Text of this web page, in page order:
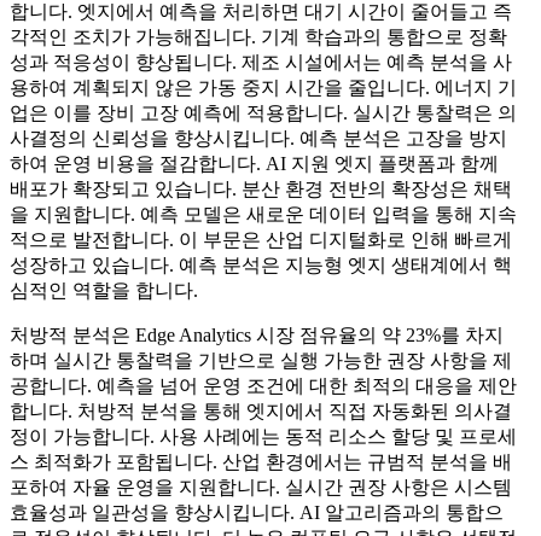
합니다. 엣지에서 예측을 처리하면 대기 시간이 줄어들고 즉
각적인 조치가 가능해집니다. 기계 학습과의 통합으로 정확
성과 적응성이 향상됩니다. 제조 시설에서는 예측 분석을 사
용하여 계획되지 않은 가동 중지 시간을 줄입니다. 에너지 기
업은 이를 장비 고장 예측에 적용합니다. 실시간 통찰력은 의
사결정의 신뢰성을 향상시킵니다. 예측 분석은 고장을 방지
하여 운영 비용을 절감합니다. AI 지원 엣지 플랫폼과 함께
배포가 확장되고 있습니다. 분산 환경 전반의 확장성은 채택
을 지원합니다. 예측 모델은 새로운 데이터 입력을 통해 지속
적으로 발전합니다. 이 부문은 산업 디지털화로 인해 빠르게
성장하고 있습니다. 예측 분석은 지능형 엣지 생태계에서 핵
심적인 역할을 합니다.
처방적 분석은 Edge Analytics 시장 점유율의 약 23%를 차지
하며 실시간 통찰력을 기반으로 실행 가능한 권장 사항을 제
공합니다. 예측을 넘어 운영 조건에 대한 최적의 대응을 제안
합니다. 처방적 분석을 통해 엣지에서 직접 자동화된 의사결
정이 가능합니다. 사용 사례에는 동적 리소스 할당 및 프로세
스 최적화가 포함됩니다. 산업 환경에서는 규범적 분석을 배
포하여 자율 운영을 지원합니다. 실시간 권장 사항은 시스템
효율성과 일관성을 향상시킵니다. AI 알고리즘과의 통합으